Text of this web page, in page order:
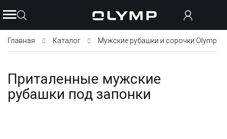
Главная Каталог Мужские рубашки и сорочки Olymp
Приталенные мужские
рубашки под запонки